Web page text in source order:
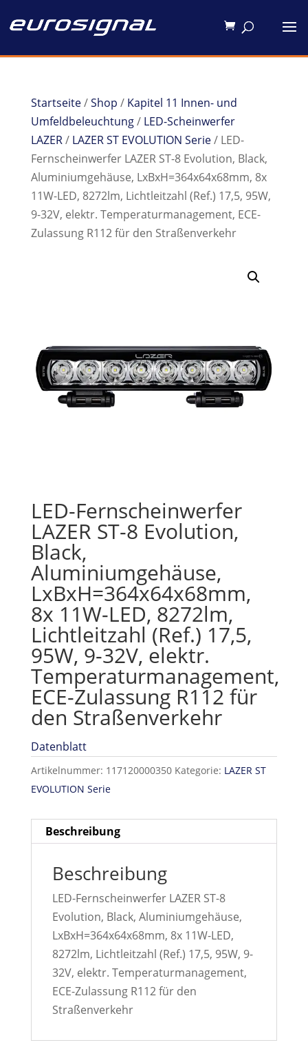
Startseite/Shop / Kapitel 11 Innen- und
Umfeldbeleuchtung/ LED-Scheinwerfer
LAZER/ LAZER ST EVOLUTION Serie/ LED-
Fernscheinwerfer LAZER ST-8 Evolution, Black,
Aluminiumgehäuse, LxBxH=364x64x68mm, 8x
11W-LED, 8272lm, Lichtleitzahl (Ref.) 17,5, 95W,
9-32V, elektr. Temperaturmanagement, ECE-
Zulassung R112 für den Straßenverkehr
LED-Fernscheinwerfer
LAZER ST-8 Evolution,
Black,
Aluminiumgehäuse,
LxBxH=364x64x68mm,
8x 11W-LED, 8272lm,
Lichtleitzahl (Ref.) 17,5,
95W, 9-32V, elektr.
Temperaturmanagement,
ECE-Zulassung R112 für
den Straßenverkehr
Datenblatt
Artikelnummer: 117120000350 Kategorie: LAZER ST
EVOLUTION Serie
Beschreibung
Beschreibung
LED-Fernscheinwerfer LAZER ST-8
Evolution, Black, Aluminiumgehäuse,
LxBxH=364x64x68mm, 8x 11W-LED,
8272lm, Lichtleitzahl (Ref.) 17,5, 95W, 9-
32V, elektr. Temperaturmanagement,
ECE-Zulassung R112 für den
Straßenverkehr